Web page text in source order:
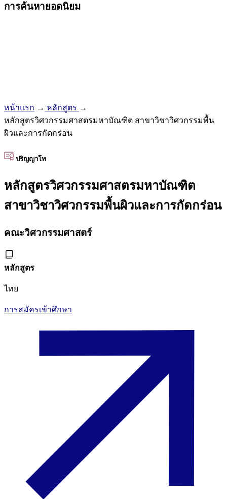
การค้นหายอดนิยม
หน้าแรก → หลักสูตร →
หลักสูตรวิศวกรรมศาสตรมหาบัณฑิต สาขาวิชาวิศวกรรมพื้น
ผิวและการกัดกร่อน
ปริญญาโท
หลักสูตรวิศวกรรมศาสตรมหาบัณฑิต
สาขาวิชาวิศวกรรมพื้นผิวและการกัดกร่อน
คณะวิศวกรรมศาสตร์
หลักสูตร
ไทย
การสมัครเข้าศึกษา